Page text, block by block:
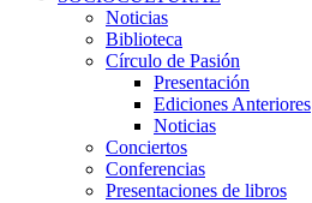
Noticias
Biblioteca
Círculo de Pasión
Presentación
Ediciones Anteriores
Noticias
Conciertos
Conferencias
Presentaciones de libros